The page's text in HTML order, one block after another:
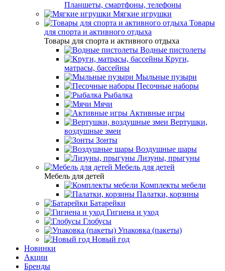
Планшеты, смартфоны, телефоны
Мягкие игрушки
Товары
для спорта и активного отдыха
Товары для спорта и активного отдыха
Водные пистолеты
Круги,
матрасы, бассейны
Мыльные пузыри
Песочные наборы
Рыбалка
Мячи
Активные игры
Вертушки,
воздушные змеи
Зонты
Воздушные шары
Лизуны, прыгуны
Мебель для детей
Мебель для детей
Комплекты мебели
Палатки, корзины
Батарейки
Гигиена и уход
Глобусы
Упаковка (пакеты)
Новый год
Новинки
Акции
Бренды